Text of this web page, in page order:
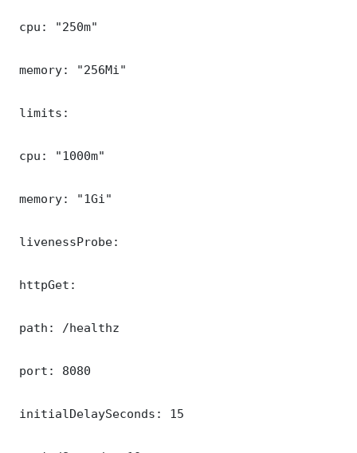
cpu: "250m"
memory: "256Mi"
limits:
cpu: "1000m"
memory: "1Gi"
livenessProbe:
httpGet:
path: /healthz
port: 8080
initialDelaySeconds: 15